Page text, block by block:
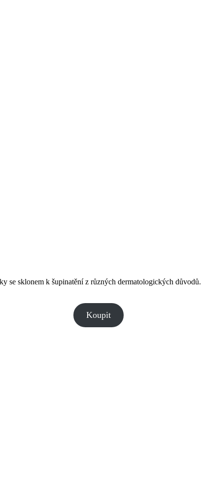
se sklonem k šupinatění z různých dermatologických důvodů.
Koupit